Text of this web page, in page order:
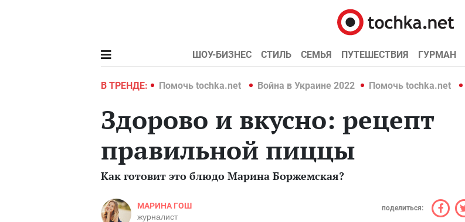
ШОУ-БИЗНЕС СТИЛЬ СЕМЬЯ ПУТЕШЕСТВИЯ ГУРМАН
В ТРЕНДЕ:
Война в Украине 2022 Помочь tochka.net Война в Украине 2022 Помочь tochka.net
Здорово и вкусно: рецепт
правильной пиццы
Как готовит это блюдо Марина Боржемская?
МАРИНА ГОШ
журналист
поделиться: